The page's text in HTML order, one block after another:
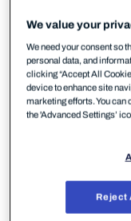
We value your
We need your consent so
personal data, and
clicking “Accept All
device to enhance site
marketing efforts. You can
the 'Advanced Settings’
Reject